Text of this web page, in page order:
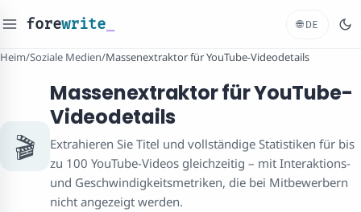
forewrite 🌐 DE
Heim/Soziale Medien/Massenextraktor für YouTube-Videodetails
🎬
Massenextraktor für YouTube-
Videodetails
Extrahieren Sie Titel und vollständige Statistiken für bis
zu 100 YouTube-Videos gleichzeitig – mit Interaktions-
und Geschwindigkeitsmetriken, die bei Mitbewerbern
nicht angezeigt werden.